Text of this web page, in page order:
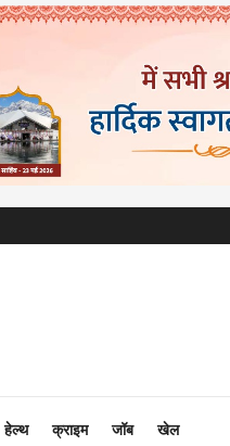
हेल्थ क्राइम जॉब खेल